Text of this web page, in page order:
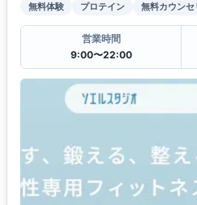
無料体験
プロテイン 無料カウンセ
営業時間
9:00〜22:00